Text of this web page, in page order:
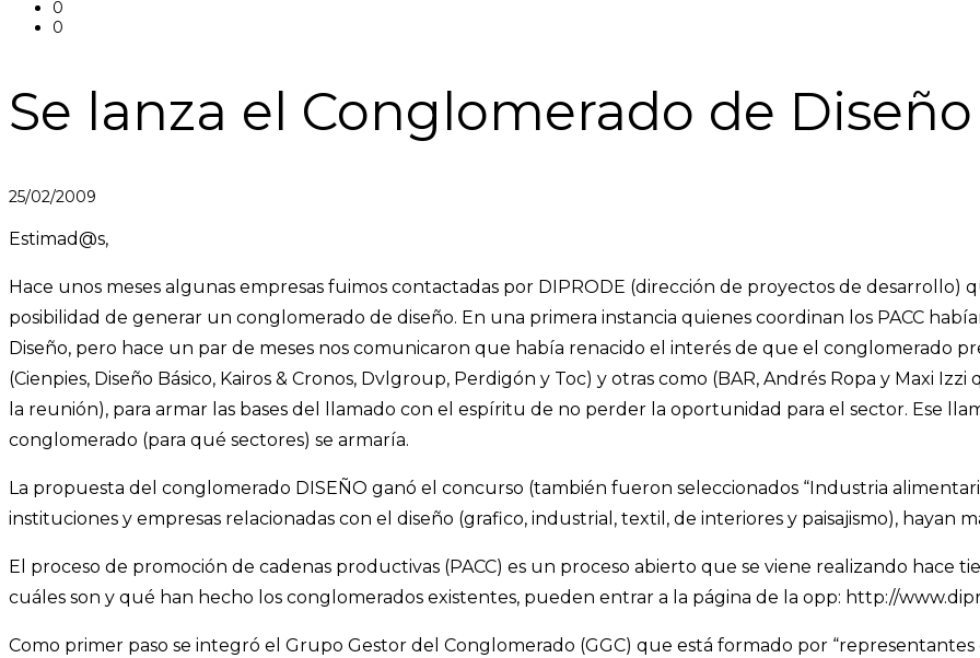
0
0
Se lanza el Conglomerado de Diseño
25/02/2009
Estimad@s,
Hace unos meses algunas empresas fuimos contactadas por DIPRODE (dirección de proyectos de desarrollo)
posibilidad de generar un conglomerado de diseño. En una primera instancia quienes coordinan los PACC
Diseño, pero hace un par de meses nos comunicaron que había renacido el interés de que el conglomerado
(Cienpies, Diseño Básico, Kairos & Cronos, Dvlgroup, Perdigón y Toc) y otras como (BAR, Andrés Ropa y Maxi
la reunión), para armar las bases del llamado con el espíritu de no perder la oportunidad para el sector. Ese
conglomerado (para qué sectores) se armaría.
La propuesta del conglomerado DISEÑO ganó el concurso (también fueron seleccionados “Industria
instituciones y empresas relacionadas con el diseño (grafico, industrial, textil, de interiores y paisajismo), hayan
El proceso de promoción de cadenas productivas (PACC) es un proceso abierto que se viene realizando hace
cuáles son y qué han hecho los conglomerados existentes, pueden entrar a la página de la opp: http://
Como primer paso se integró el Grupo Gestor del Conglomerado (GGC) que está formado por “representantes